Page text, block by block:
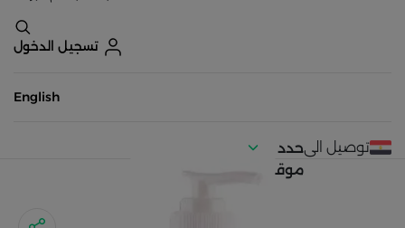
تسجيل الدخول
English
توصيل الىحدد
موقعك